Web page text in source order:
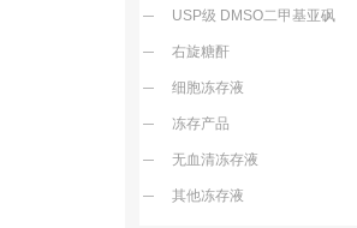
USP级 DMSO二甲基亚砜
右旋糖酐
细胞冻存液
冻存产品
无血清冻存液
其他冻存液